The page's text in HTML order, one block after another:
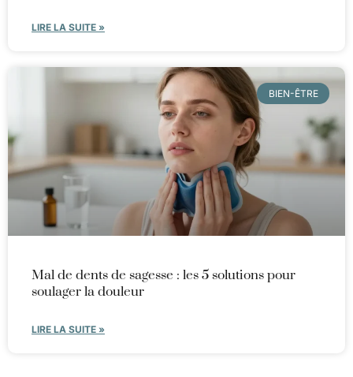
LIRE LA SUITE »
BIEN-ÊTRE
Mal de dents de sagesse : les 5 solutions pour
soulager la douleur
LIRE LA SUITE »